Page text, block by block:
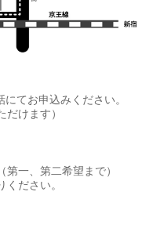
てお申込みください。
だけます）
一、第二希望まで）
ださい。